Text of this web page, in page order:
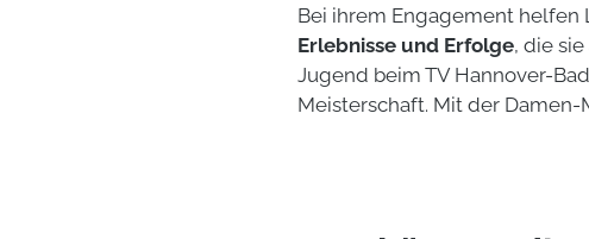
Bei ihrem Engagement helfen
Erlebnisse und Erfolge, die
Jugend beim TV Hannover-
Meisterschaft. Mit der